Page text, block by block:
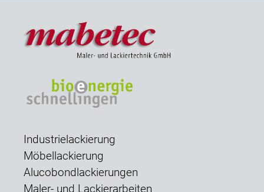
Industrielackierung
Möbellackierung
Alucobondlackierungen
Maler- und Lackierarbeiten